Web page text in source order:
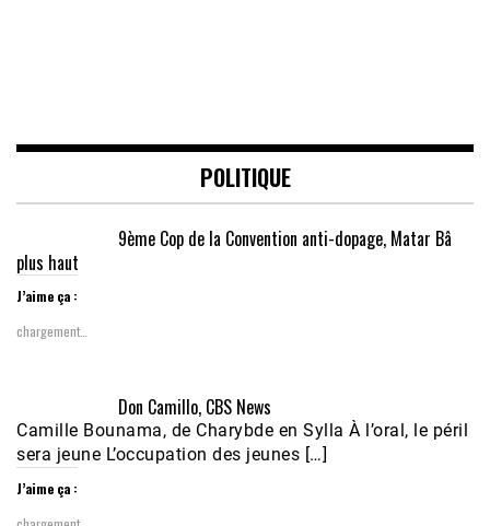
POLITIQUE
9ème Cop de la Convention anti-dopage, Matar Bâ
plus haut
J’aime ça :
chargement…
Don Camillo, CBS News
Camille Bounama, de Charybde en Sylla À l’oral, le péril
sera jeune L’occupation des jeunes […]
J’aime ça :